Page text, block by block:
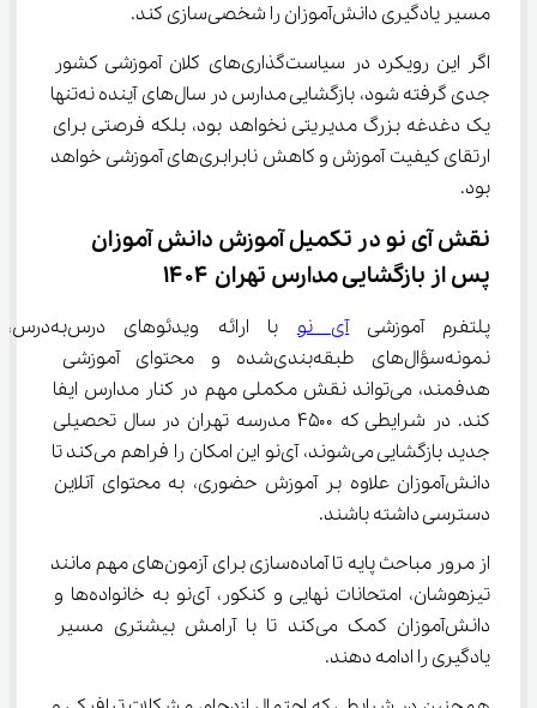
مسیر یادگیری دانش‌آموزان را شخصی‌سازی کند.
اگر این رویکرد در سیاست‌گذاری‌های کلان آموزشی کشور
جدی گرفته شود، بازگشایی مدارس در سال‌های آینده نه‌تنها
یک دغدغه بزرگ مدیریتی نخواهد بود، بلکه فرصتی برای
ارتقای کیفیت آموزش و کاهش نابرابری‌های آموزشی خواهد
بود.
نقش آی‌ نو در تکمیل آموزش دانش ‌آموزان
پس از بازگشایی مدارس تهران ۱۴۰۴
پلتفرم آموزشی آی نو
با ارائه ویدئوهای درس‌به‌درس،
نمونه‌سؤال‌های طبقه‌بندی‌شده و محتوای آموزشی
هدفمند، می‌تواند نقش مکملی مهم در کنار مدارس ایفا
کند. در شرایطی که ۴۵۰۰ مدرسه تهران در سال تحصیلی
جدید بازگشایی می‌شوند، آی‌نو این امکان را فراهم می‌کند تا
دانش‌آموزان علاوه بر آموزش حضوری، به محتوای آنلاین
دسترسی داشته باشند.
از مرور مباحث پایه تا آماده‌سازی برای آزمون‌های مهم مانند
تیزهوشان، امتحانات نهایی و کنکور، آی‌نو به خانواده‌ها و
دانش‌آموزان کمک می‌کند تا با آرامش بیشتری مسیر
یادگیری را ادامه دهند.